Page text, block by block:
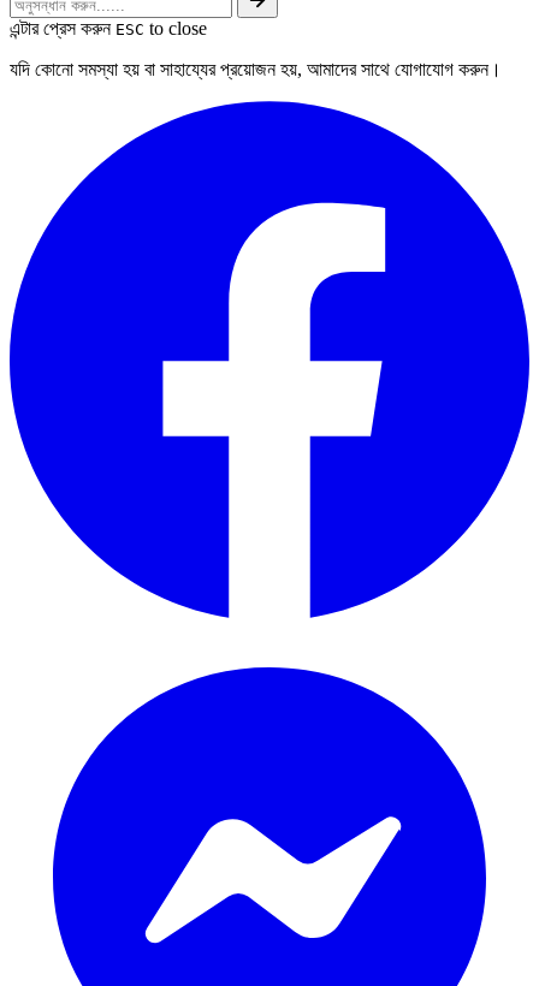
এন্টার প্রেস করুন ESC to close
যদি কোনো সমস্যা হয় বা সাহায্যের প্রয়োজন হয়, আমাদের সাথে যোগাযোগ করুন।